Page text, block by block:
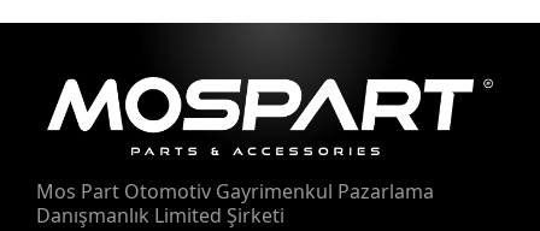
Mos Part Otomotiv Gayrimenkul Pazarlama
Danışmanlık Limited Şirketi